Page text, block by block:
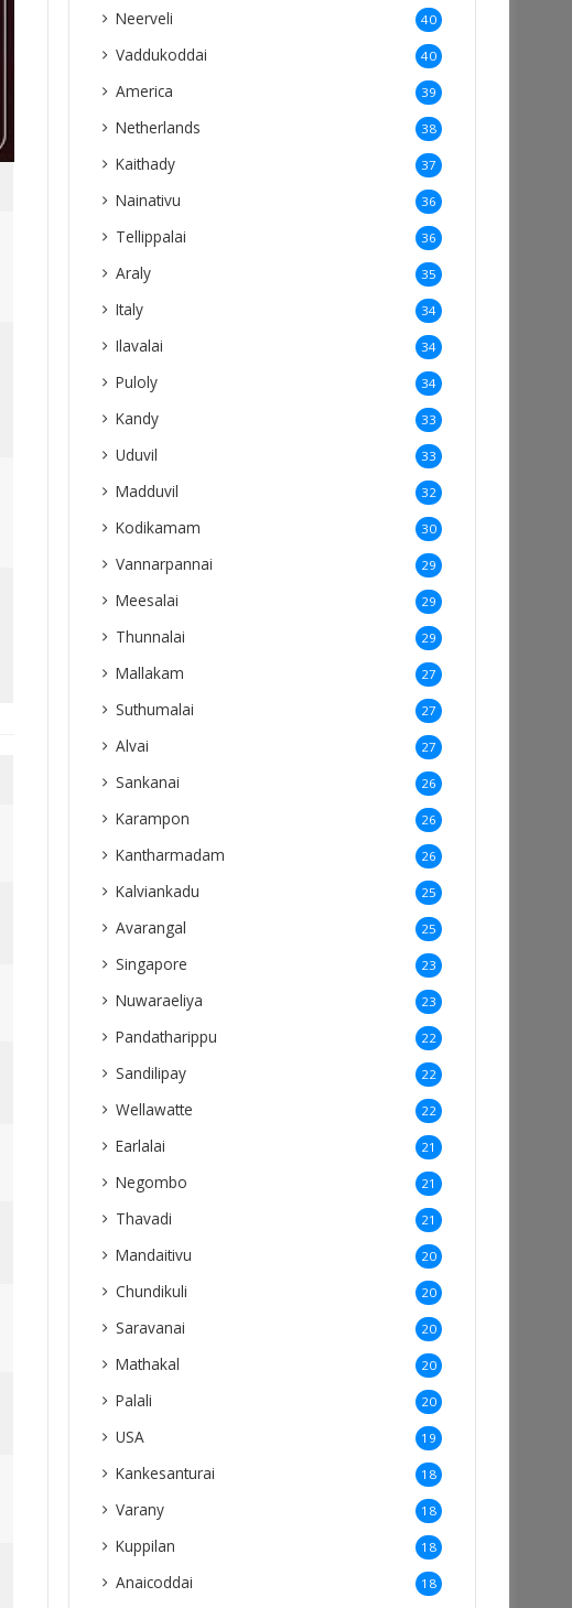
Neerveli 40
Vaddukoddai 40
America 39
Netherlands 38
Kaithady 37
Nainativu 36
Tellippalai 36
Araly 35
Italy 34
Ilavalai 34
Puloly 34
Kandy 33
Uduvil 33
Madduvil 32
Kodikamam 30
Vannarpannai 29
Meesalai 29
Thunnalai 29
Mallakam 27
Suthumalai 27
Alvai 27
Sankanai 26
Karampon 26
Kantharmadam 26
Kalviankadu 25
Avarangal 25
Singapore 23
Nuwaraeliya 23
Pandatharippu 22
Sandilipay 22
Wellawatte 22
Earlalai 21
Negombo 21
Thavadi 21
Mandaitivu 20
Chundikuli 20
Saravanai 20
Mathakal 20
Palali 20
USA 19
Kankesanturai 18
Varany 18
Kuppilan 18
Anaicoddai 18